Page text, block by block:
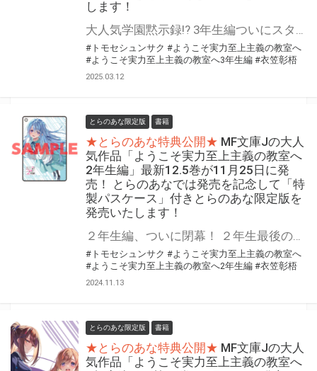
します！
#トモセシュンサク #ようこそ実力至上主義の教室へ
#ようこそ実力至上主義の教室へ3年生編 #衣笠彰梧
2025.03.12
とらのあな限定版 書籍
★とらのあな特典公開★ MF文庫Jの大人
気作品「ようこそ実力至上主義の教室へ
2年生編」最新12.5巻が11月25日に発
売！ とらのあなでは発売を記念して「特
製パスケース」付きとらのあな限定版を
発売いたします！
#トモセシュンサク #ようこそ実力至上主義の教室へ
#ようこそ実力至上主義の教室へ2年生編 #衣笠彰梧
2024.11.13
とらのあな限定版 書籍
★とらのあな特典公開★ MF文庫Jの大人
気作品「ようこそ実力至上主義の教室へ